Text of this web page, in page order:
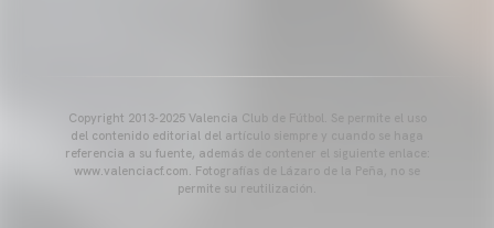
Copyright 2013-2025 Valencia Club de Fútbol. Se permite el uso
del contenido editorial del artículo siempre y cuando se haga
referencia a su fuente, además de contener el siguiente enlace:
www.valenciacf.com. Fotografías de Lázaro de la Peña, no se
permite su reutilización.